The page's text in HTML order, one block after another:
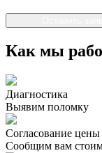
Как мы
Диагностика
Выявим поломку
Согласование цены
Сообщим вам